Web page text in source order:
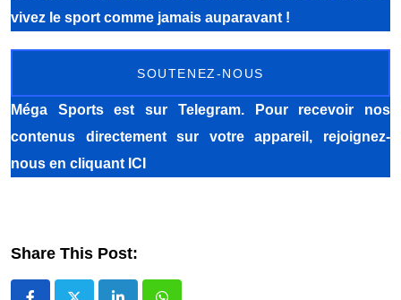
vivez le sport comme jamais auparavant !
SOUTENEZ-NOUS
Méga Sportsest sur Telegram. Pour recevoir nos
contenus directement sur votre appareil, rejoignez-
nous en cliquant ICI
Share This Post: